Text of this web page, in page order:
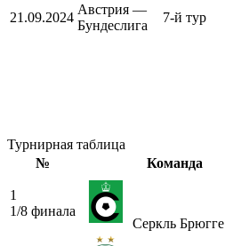
21.09.2024
Австрия —
Бундеслига
7-й тур
Турнирная таблица
№
Команда
1
1/8 финала
Серкль Брюгге